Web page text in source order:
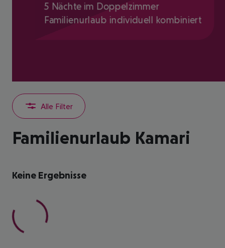
5 Nächte im Doppelzimmer
Familienurlaub individuell kombiniert
Alle Filter
Familienurlaub Kamari
Keine Ergebnisse